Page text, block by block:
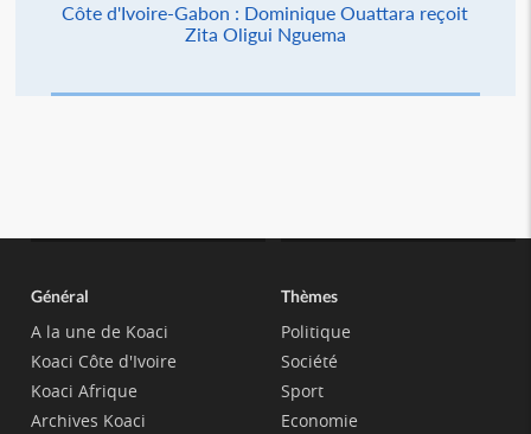
Côte d'Ivoire-Gabon : Dominique Ouattara reçoit
Zita Oligui Nguema
Général
A la une de Koaci
Koaci Côte d'Ivoire
Koaci Afrique
Archives Koaci
Thèmes
Politique
Société
Sport
Economie